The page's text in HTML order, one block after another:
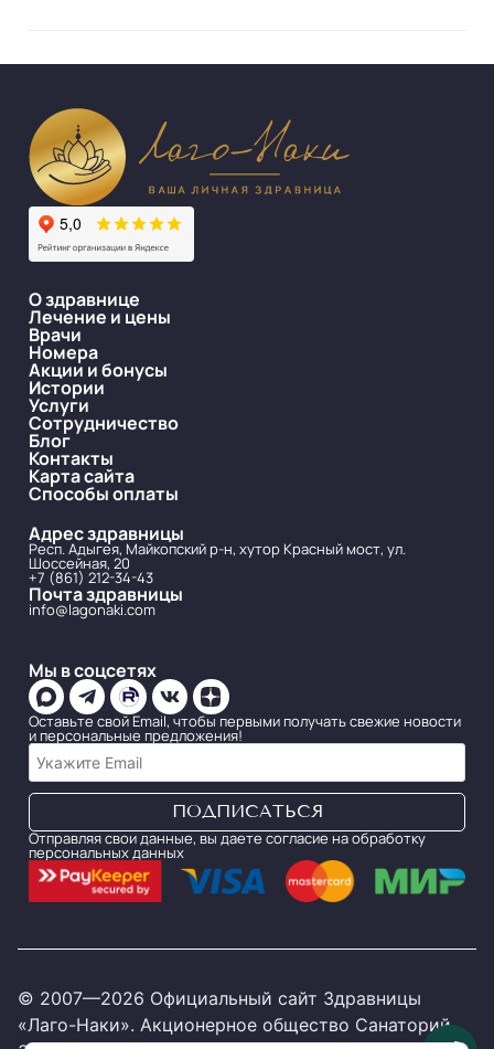
О здравнице
Лечение и цены
Врачи
Номера
Акции и бонусы
Истории
Услуги
Сотрудничество
Блог
Контакты
Карта сайта
Способы оплаты
Адрес здравницы
Респ. Адыгея, Майкопский р-н, хутор Красный мост, ул.
Шоссейная, 20
+7 (861) 212-34-43
Почта здравницы
info@lagonaki.com
Мы в соцсетях
Оставьте свой Email, чтобы первыми получать свежие новости
и персональные предложения!
Отправляя свои данные, вы даете согласие на обработку
персональных данных
© 2007—2026 Официальный сайт Здравницы
«Лаго-Наки». Акционерное общество Санаторий